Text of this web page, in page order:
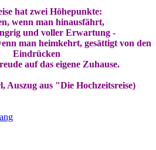
hat zwei Höhepunkte:
wenn man hinausfährt,
und voller Erwartung -
man heimkehrt, gesättigt von den
Eindrücken
auf das eigene Zuhause.
Auszug aus "Die Hochzeitsreise)